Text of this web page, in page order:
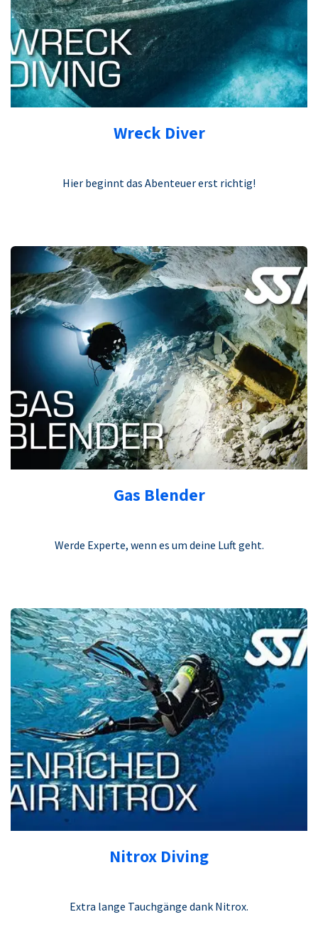
Wreck Diver
Hier beginnt das Abenteuer erst richtig!
Gas Blender
Werde Experte, wenn es um deine Luft geht.
Nitrox Diving
Extra lange Tauchgänge dank Nitrox.